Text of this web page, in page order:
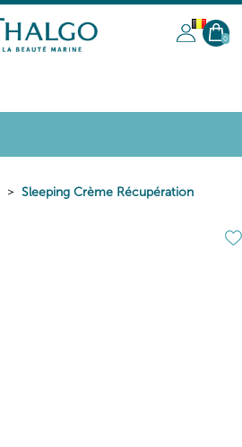
BL
0
Sleeping Crème Récupération